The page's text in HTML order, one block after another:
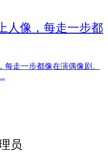
人像，每走一步都
走一步都像在演偶像剧。
员